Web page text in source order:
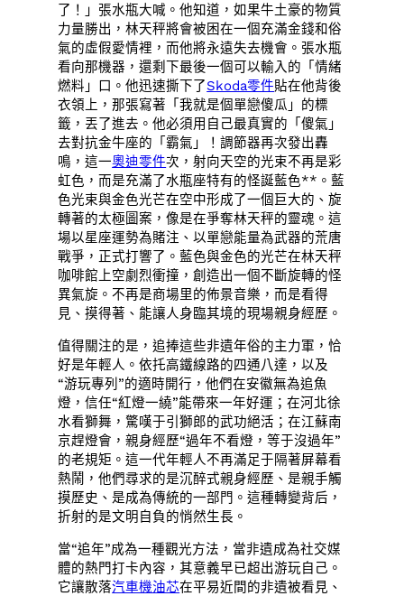
了！」張水瓶大喊。他知道，如果牛土豪的物質
力量勝出，林天秤將會被困在一個充滿金錢和俗
氣的虛假愛情裡，而他將永遠失去機會。張水瓶
看向那機器，還剩下最後一個可以輸入的「情緒
燃料」口。他迅速撕下了Skoda零件貼在他背後
衣領上，那張寫著「我就是個單戀傻瓜」的標
籤，丟了進去。他必須用自己最真實的「傻氣」
去對抗金牛座的「霸氣」！調節器再次發出轟
鳴，這一奧迪零件次，射向天空的光束不再是彩
虹色，而是充滿了水瓶座特有的怪誕藍色**。藍
色光束與金色光芒在空中形成了一個巨大的、旋
轉著的太極圖案，像是在爭奪林天秤的靈魂。這
場以星座運勢為賭注、以單戀能量為武器的荒唐
戰爭，正式打響了。藍色與金色的光芒在林天秤
咖啡館上空劇烈衝撞，創造出一個不斷旋轉的怪
異氣旋。不再是商場里的佈景音樂，而是看得
見、摸得著、能讓人身臨其境的現場親身經歷。
值得關注的是，追捧這些非遺年俗的主力軍，恰
好是年輕人。依托高鐵線路的四通八達，以及
“游玩專列”的適時開行，他們在安徽無為追魚
燈，信任“紅燈一繞”能帶來一年好運；在河北徐
水看獅舞，驚嘆于引獅郎的武功絕活；在江蘇南
京趕燈會，親身經歷“過年不看燈，等于沒過年”
的老規矩。這一代年輕人不再滿足于隔著屏幕看
熱鬧，他們尋求的是沉醉式親身經歷、是親手觸
摸歷史、是成為傳統的一部門。這種轉變背后，
折射的是文明自負的悄然生長。
當“追年”成為一種觀光方法，當非遺成為社交媒
體的熱門打卡內容，其意義早已超出游玩自己。
它讓散落汽車機油芯在平易近間的非遺被看見、